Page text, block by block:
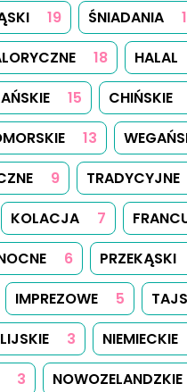
DLA
EUROPEJSKIE
2
2 YORKSHIRE
1 IRLANDZKIE
1 NISKOSOLNE
1
1 SOSY 1
LETNIE
1
1 TUNEZYJSKIE